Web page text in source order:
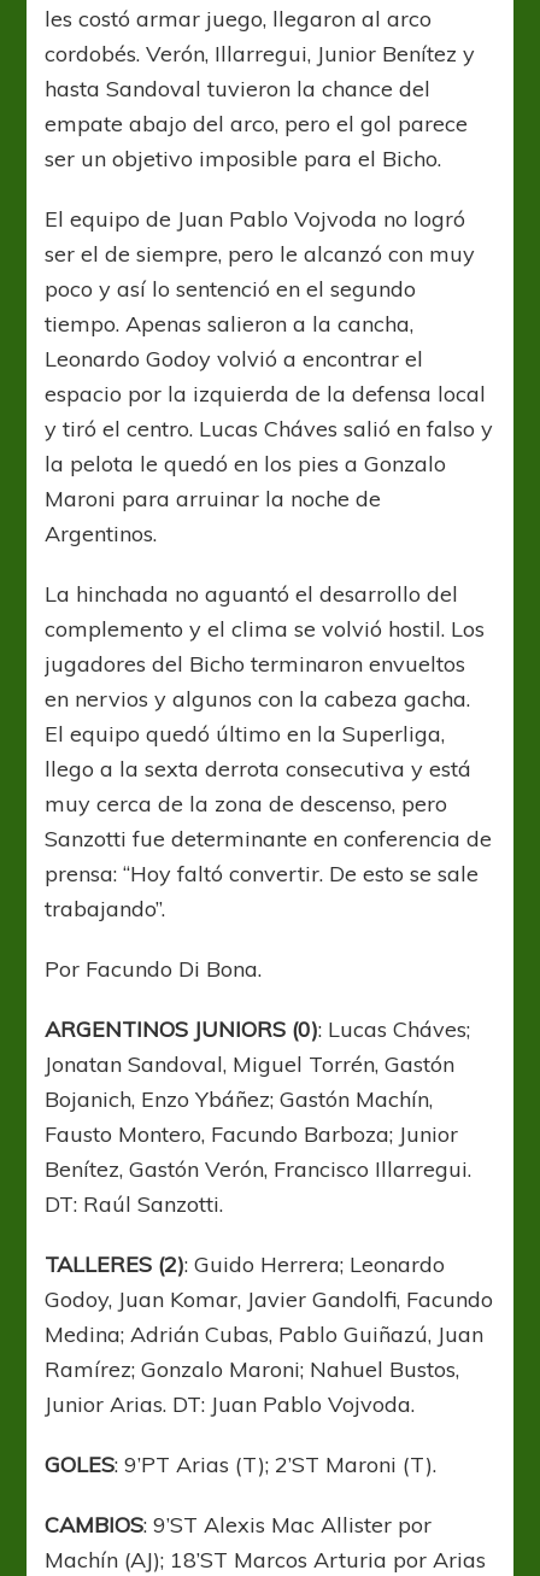
les costó armar juego, llegaron al arco
cordobés. Verón, Illarregui, Junior Benítez y
hasta Sandoval tuvieron la chance del
empate abajo del arco, pero el gol parece
ser un objetivo imposible para el Bicho.
El equipo de Juan Pablo Vojvoda no logró
ser el de siempre, pero le alcanzó con muy
poco y así lo sentenció en el segundo
tiempo. Apenas salieron a la cancha,
Leonardo Godoy volvió a encontrar el
espacio por la izquierda de la defensa local
y tiró el centro. Lucas Cháves salió en falso y
la pelota le quedó en los pies a Gonzalo
Maroni para arruinar la noche de
Argentinos.
La hinchada no aguantó el desarrollo del
complemento y el clima se volvió hostil. Los
jugadores del Bicho terminaron envueltos
en nervios y algunos con la cabeza gacha.
El equipo quedó último en la Superliga,
llego a la sexta derrota consecutiva y está
muy cerca de la zona de descenso, pero
Sanzotti fue determinante en conferencia de
prensa: “Hoy faltó convertir. De esto se sale
trabajando”.
Por Facundo Di Bona.
ARGENTINOS JUNIORS (0): Lucas Cháves;
Jonatan Sandoval, Miguel Torrén, Gastón
Bojanich, Enzo Ybáñez; Gastón Machín,
Fausto Montero, Facundo Barboza; Junior
Benítez, Gastón Verón, Francisco Illarregui.
DT: Raúl Sanzotti.
TALLERES (2): Guido Herrera; Leonardo
Godoy, Juan Komar, Javier Gandolfi, Facundo
Medina; Adrián Cubas, Pablo Guiñazú, Juan
Ramírez; Gonzalo Maroni; Nahuel Bustos,
Junior Arias. DT: Juan Pablo Vojvoda.
GOLES: 9’PT Arias (T); 2’ST Maroni (T).
CAMBIOS: 9’ST Alexis Mac Allister por
Machín (AJ); 18’ST Marcos Arturia por Arias